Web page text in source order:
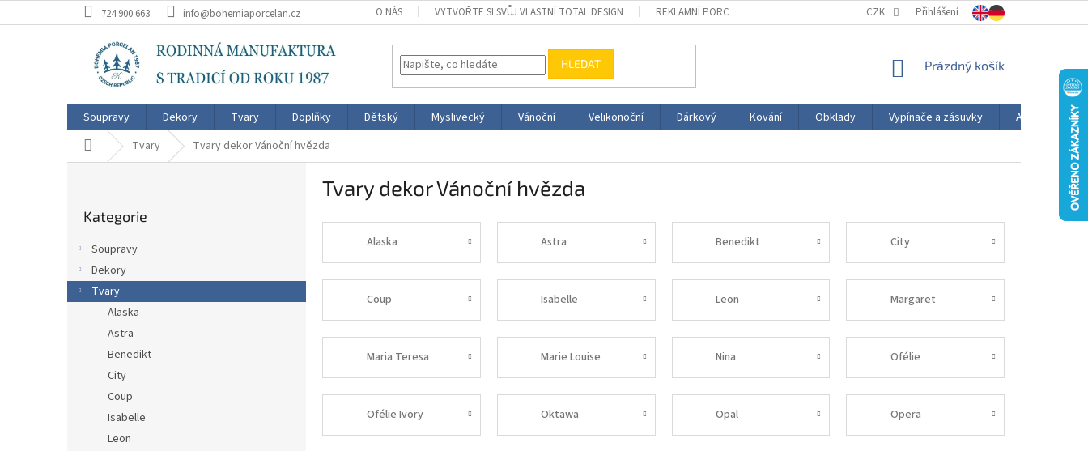
na
724 900 663 info@bohemiaporcelan.cz O NÁS VYTVOŘTE SI SVŮJ VLASTNÍ TOTAL DESIGN REKLAMNÍ PORCELÁN OD A DO Z HODNOCENÍ OBCHODU VÝROBA PORCELÁNU
CZK Přihlášení
HLEDAT
NÁKUPNÍ
Prázdný košík
Soupravy Dekory Tvary Doplňky Dětský Myslivecký Vánoční Velikonoční Dárkový Kování Obklady Vypínače a zásuvky
AKČNÍ ZBOŽÍ
Domů Tvary Tvary dekor Vánoční hvězda
n
kategorie
Kategorie
Soupravy
Dekory
Tvary
Alaska
Astra
Benedikt
City
Coup
Isabelle
Leon
Tvary dekor Vánoční hvězda
Alaska Astra Benedikt City
Coup Isabelle Leon Margaret
Maria Teresa Marie Louise Nina Ofélie
Ofélie Ivory Oktawa Opal Opera